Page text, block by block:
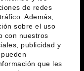
de redes
Además,
sobre el uso
con nuestros
publicidad y
que les